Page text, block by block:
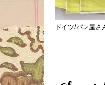
ドイツ/パン屋さ